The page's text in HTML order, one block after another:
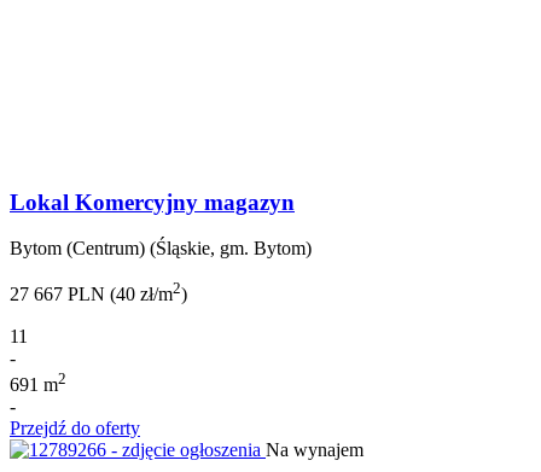
Lokal Komercyjny magazyn
Bytom (Centrum) (Śląskie, gm. Bytom)
27 667 PLN (40 zł/m2)
11
-
691 m2
-
Przejdź do oferty
Na wynajem